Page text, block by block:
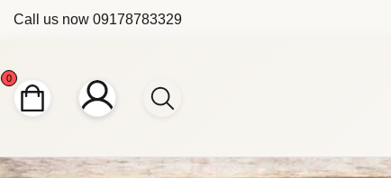
Call us now 09178783329
0